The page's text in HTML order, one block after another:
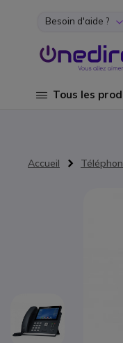
Aller au contenu
Besoin d'aide ?
Tous les
Accueil